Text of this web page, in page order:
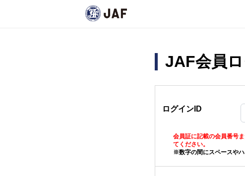
JAF会員
ログインID
会員証に記載の会員番号
てください。
※数字の間にスペースやハ